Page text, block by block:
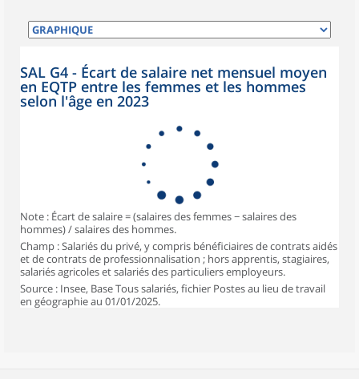
SAL G4 - Écart de salaire net mensuel moyen
en EQTP entre les femmes et les hommes
selon l'âge en 2023
Note : Écart de salaire = (salaires des femmes − salaires des
hommes) / salaires des hommes.
Champ : Salariés du privé, y compris bénéficiaires de contrats aidés
et de contrats de professionnalisation ; hors apprentis, stagiaires,
salariés agricoles et salariés des particuliers employeurs.
Source : Insee, Base Tous salariés, fichier Postes au lieu de travail
en géographie au 01/01/2025.